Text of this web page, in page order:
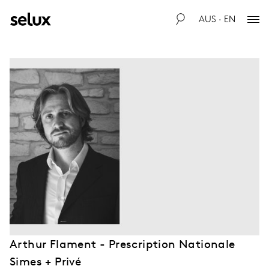
AUS · EN
Arthur Flament - Prescription Nationale
Simes + Privé